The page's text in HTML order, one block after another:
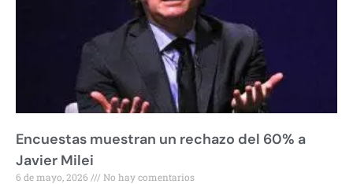
Encuestas muestran un rechazo del 60% a
Javier Milei
6 de mayo, 2026 No hay comentarios